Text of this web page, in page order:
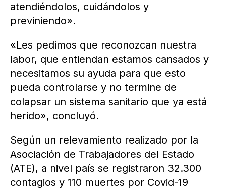
atendiéndolos, cuidándolos y
previniendo».
«Les pedimos que reconozcan nuestra
labor, que entiendan estamos cansados y
necesitamos su ayuda para que esto
pueda controlarse y no termine de
colapsar un sistema sanitario que ya está
herido», concluyó.
Según un relevamiento realizado por la
Asociación de Trabajadores del Estado
(ATE), a nivel país se registraron 32.300
contagios y 110 muertes por Covid-19